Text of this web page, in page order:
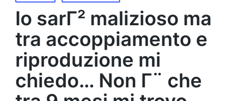
in
Io sarΓ² malizioso ma
tra accoppiamento e
riproduzione mi
chiedo… Non Γ¨ che